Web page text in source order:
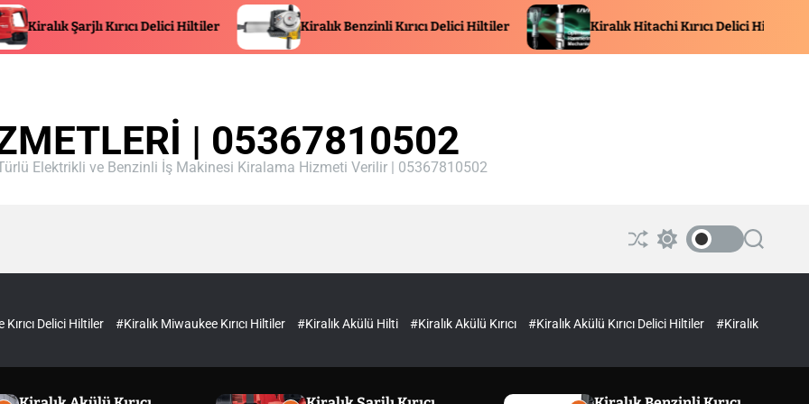
Şarjlı Kırıcı Delici Hiltiler Kiralık Benzinli Kırıcı Delici Hiltiler Kiralık Hitachi Kırıcı Delici Hiltiler
| 05367810502
Elektrikli ve Benzinli İş Makinesi Kiralama Hizmeti Verilir | 05367810502
S
u
e
S
i
h
l
r
S
a
h
Delici Hiltiler #Kiralık Miwaukee Kırıcı Hiltiler #Kiralık Akülü Hilti #Kiralık Akülü Kırıcı #Kiralık Akülü Kırıcı Delici Hiltiler
#Kiralık